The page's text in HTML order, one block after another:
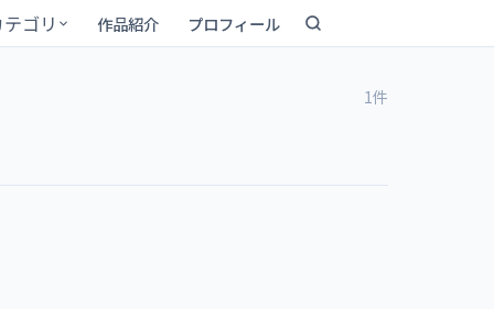
テゴリ 作品紹介 プロフィール
1件